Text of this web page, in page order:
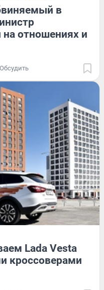
в
на отношениях и
Обсудить
Lada Vesta
кроссоверами